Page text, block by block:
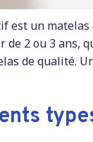
est un matelas
de 2 ou 3 ans,
de qualité.